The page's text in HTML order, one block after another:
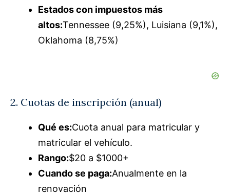
Estados con impuestos más
altos:Tennessee (9,25%), Luisiana (9,1%),
Oklahoma (8,75%)
2. Cuotas de inscripción (anual)
Qué es:Cuota anual para matricular y
matricular el vehículo.
Rango:$20 a $1000+
Cuando se paga:Anualmente en la
renovación